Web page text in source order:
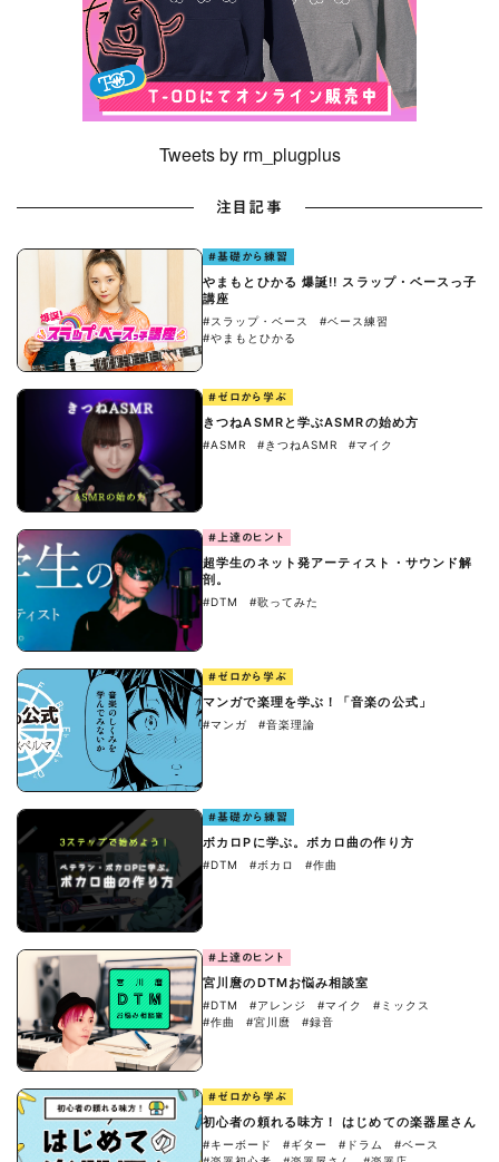
Tweets by rm_plugplus
注目記事
#基礎から練習
やまもとひかる 爆誕!! スラップ・ベースっ子
講座
#スラップ・ベース
#ベース練習
#やまもとひかる
#ゼロから学ぶ
きつねASMRと学ぶASMRの始め方
#ASMR #きつねASMR #マイク
#上達のヒント
超学生のネット発アーティスト・サウンド解
剖。
#DTM #歌ってみた
#ゼロから学ぶ
マンガで楽理を学ぶ！「音楽の公式」
#マンガ #音楽理論
#基礎から練習
ボカロPに学ぶ。ボカロ曲の作り方
#DTM #ボカロ #作曲
#上達のヒント
宮川麿のDTMお悩み相談室
#DTM #アレンジ #マイク
#ミックス
#作曲
#宮川麿 #録音
#ゼロから学ぶ
初心者の頼れる味方！ はじめての楽器屋さん
#キーボード #ギター #ドラム
#ベース